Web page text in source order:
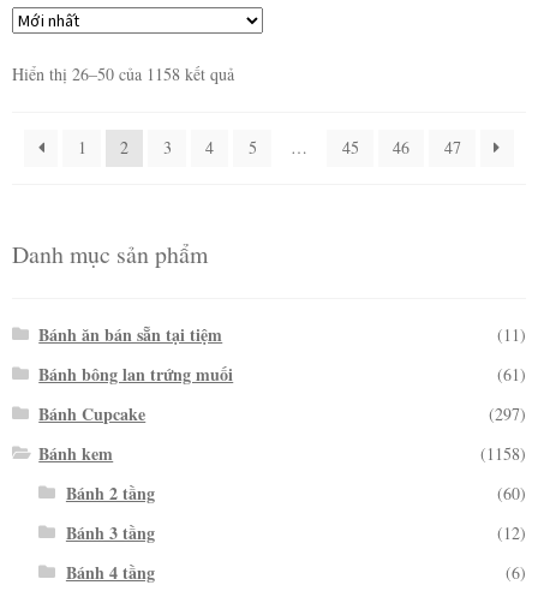
Hiển thị 26–50 của 1158 kết quả
1 2 3 4 5 … 45 46 47
Danh mục sản phẩm
Bánh ăn bán sẵn tại tiệm (11)
Bánh bông lan trứng muối (61)
Bánh Cupcake (297)
Bánh kem (1158)
Bánh 2 tầng (60)
Bánh 3 tầng (12)
Bánh 4 tầng (6)